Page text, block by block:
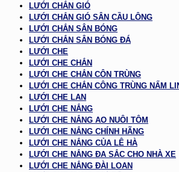
LƯỚI CHẮN GIÓ
LƯỚI CHẮN GIÓ SÂN CẦU LÔNG
LƯỚI CHẮN SÂN BÓNG
LƯỚI CHẮN SÂN BÓNG ĐÁ
LƯỚI CHE
LƯỚI CHE CHẮN
LƯỚI CHE CHẮN CÔN TRÙNG
LƯỚI CHE CHẮN CÔNG TRÙNG NẤM
LƯỚI CHE LAN
LƯỚI CHE NẮNG
LƯỚI CHE NẮNG AO NUÔI TÔM
LƯỚI CHE NẮNG CHÍNH HÃNG
LƯỚI CHE NẮNG CỦA LÊ HÀ
LƯỚI CHE NẮNG ĐA SẮC CHO NHÀ XE
LƯỚI CHE NẮNG ĐÀI LOAN